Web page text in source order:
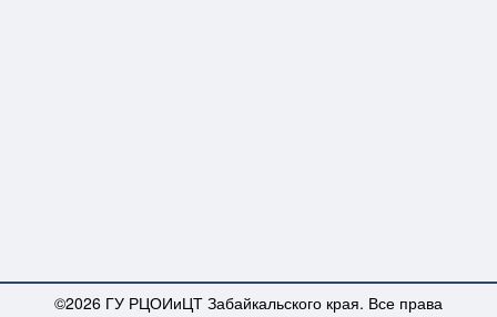
©2026 ГУ РЦОИиЦТ Забайкальского края. Все права